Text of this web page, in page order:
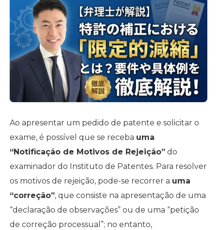
Ao apresentar um pedido de patente e solicitar o
exame, é possível que se receba uma
“Notificação de Motivos de Rejeição” do
examinador do Instituto de Patentes. Para resolver
os motivos de rejeição, pode-se recorrer a uma
“correção”, que consiste na apresentação de uma
“declaração de observações” ou de uma “petição
de correção processual”; no entanto,